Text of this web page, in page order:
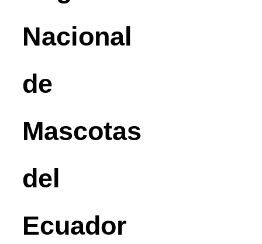
Nacional
de
Mascotas
del
Ecuador